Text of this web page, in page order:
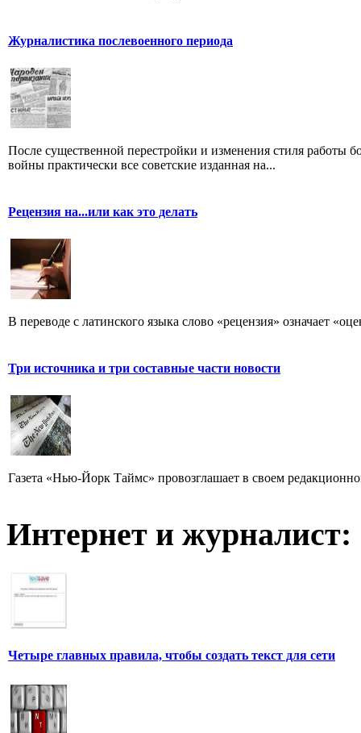
Журналистика послевоенного периода
После существенной перестройки и изменения стиля работы
войны практически все советские изданная на...
Рецензия на...или как это делать
В переводе с латинского языка слово «рецензия» означает
Три источника и три составные части новости
Газета «Нью-Йорк Таймс» провозглашает в своем
Интернет и журналист:
Четыре главных правила, чтобы создать текст для сети